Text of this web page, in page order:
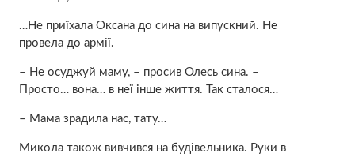
…Не приїхала Оксана до сина на випускний. Не
провела до aрмії.
– Не осуджуй маму, – просив Олесь сина. –
Просто… вона… в неї інше життя. Так сталося…
– Мама зрaдила нас, тату…
Микола також вивчився на будівельника. Руки в